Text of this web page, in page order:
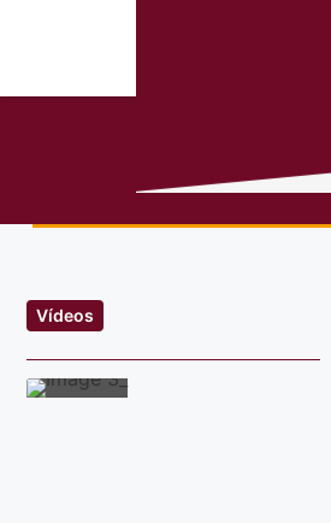
Vídeos